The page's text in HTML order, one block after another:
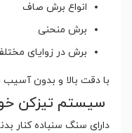
انواع برش صاف
برش منحنی
برش در زوایای
با دقت بالا و بدون آسیب
سیستم تیزکن
دارای سنگ سنباده کنار